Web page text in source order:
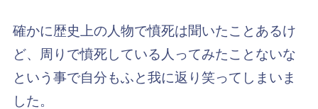
確かに歴史上の人物で憤死は聞いたことあるけ
ど、周りで憤死している人ってみたことないな
という事で自分もふと我に返り笑ってしまいま
した。